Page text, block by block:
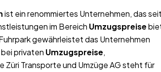
ist ein renommiertes Unternehmen, das seit
im Bereich Umzugspreise
gewährleistet das Unternehmen
privaten Umzugspreise,
Transporte und Umzüge AG steht für